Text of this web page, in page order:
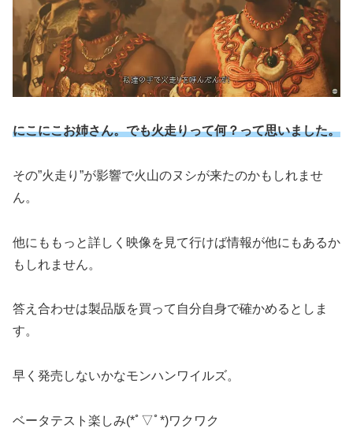
にこにこお姉さん。でも火走りって何？って思いました。
その”火走り”が影響で火山のヌシが来たのかもしれませ
ん。
他にももっと詳しく映像を見て行けば情報が他にもあるか
もしれません。
答え合わせは製品版を買って自分自身で確かめるとしま
す。
早く発売しないかなモンハンワイルズ。
ベータテスト楽しみ(*ﾟ▽ﾟ*)ワクワク